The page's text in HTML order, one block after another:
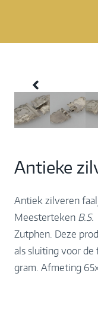
Antieke
Antiek zilveren
Meesterteken
Zutphen. Deze
als sluiting voor de
gram. Afmeting